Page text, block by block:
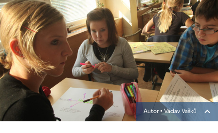
Autor ▪ Václav Vašků